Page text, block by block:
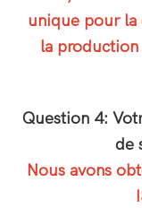
unique pour
la production
Question 4:
de
Nous avons